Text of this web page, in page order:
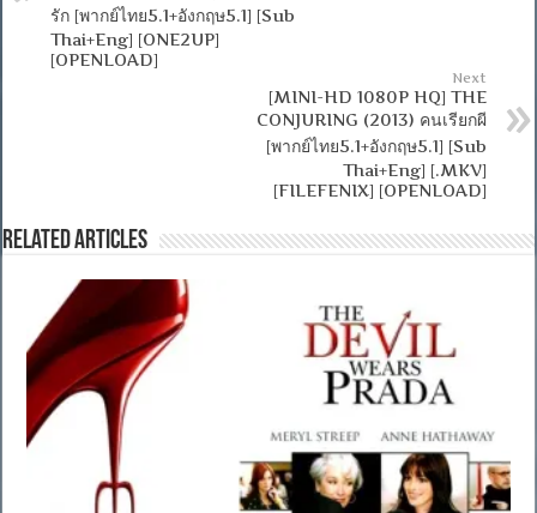
รัก [พากย์ไทย5.1+อังกฤษ5.1] [Sub
Thai+Eng] [ONE2UP]
[OPENLOAD]
Next
[MINI-HD 1080P HQ] THE
CONJURING (2013) คนเรียกผี
[พากย์ไทย5.1+อังกฤษ5.1] [Sub
Thai+Eng] [.MKV]
[FILEFENIX] [OPENLOAD]
Related Articles